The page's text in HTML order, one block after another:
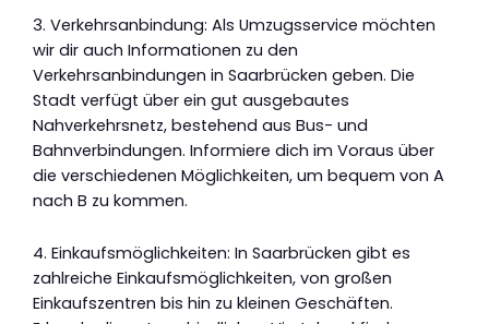
3. Verkehrsanbindung: Als Umzugsservice möchten
wir dir auch Informationen zu den
Verkehrsanbindungen in Saarbrücken geben. Die
Stadt verfügt über ein gut ausgebautes
Nahverkehrsnetz, bestehend aus Bus- und
Bahnverbindungen. Informiere dich im Voraus über
die verschiedenen Möglichkeiten, um bequem von A
nach B zu kommen.
4. Einkaufsmöglichkeiten: In Saarbrücken gibt es
zahlreiche Einkaufsmöglichkeiten, von großen
Einkaufszentren bis hin zu kleinen Geschäften.